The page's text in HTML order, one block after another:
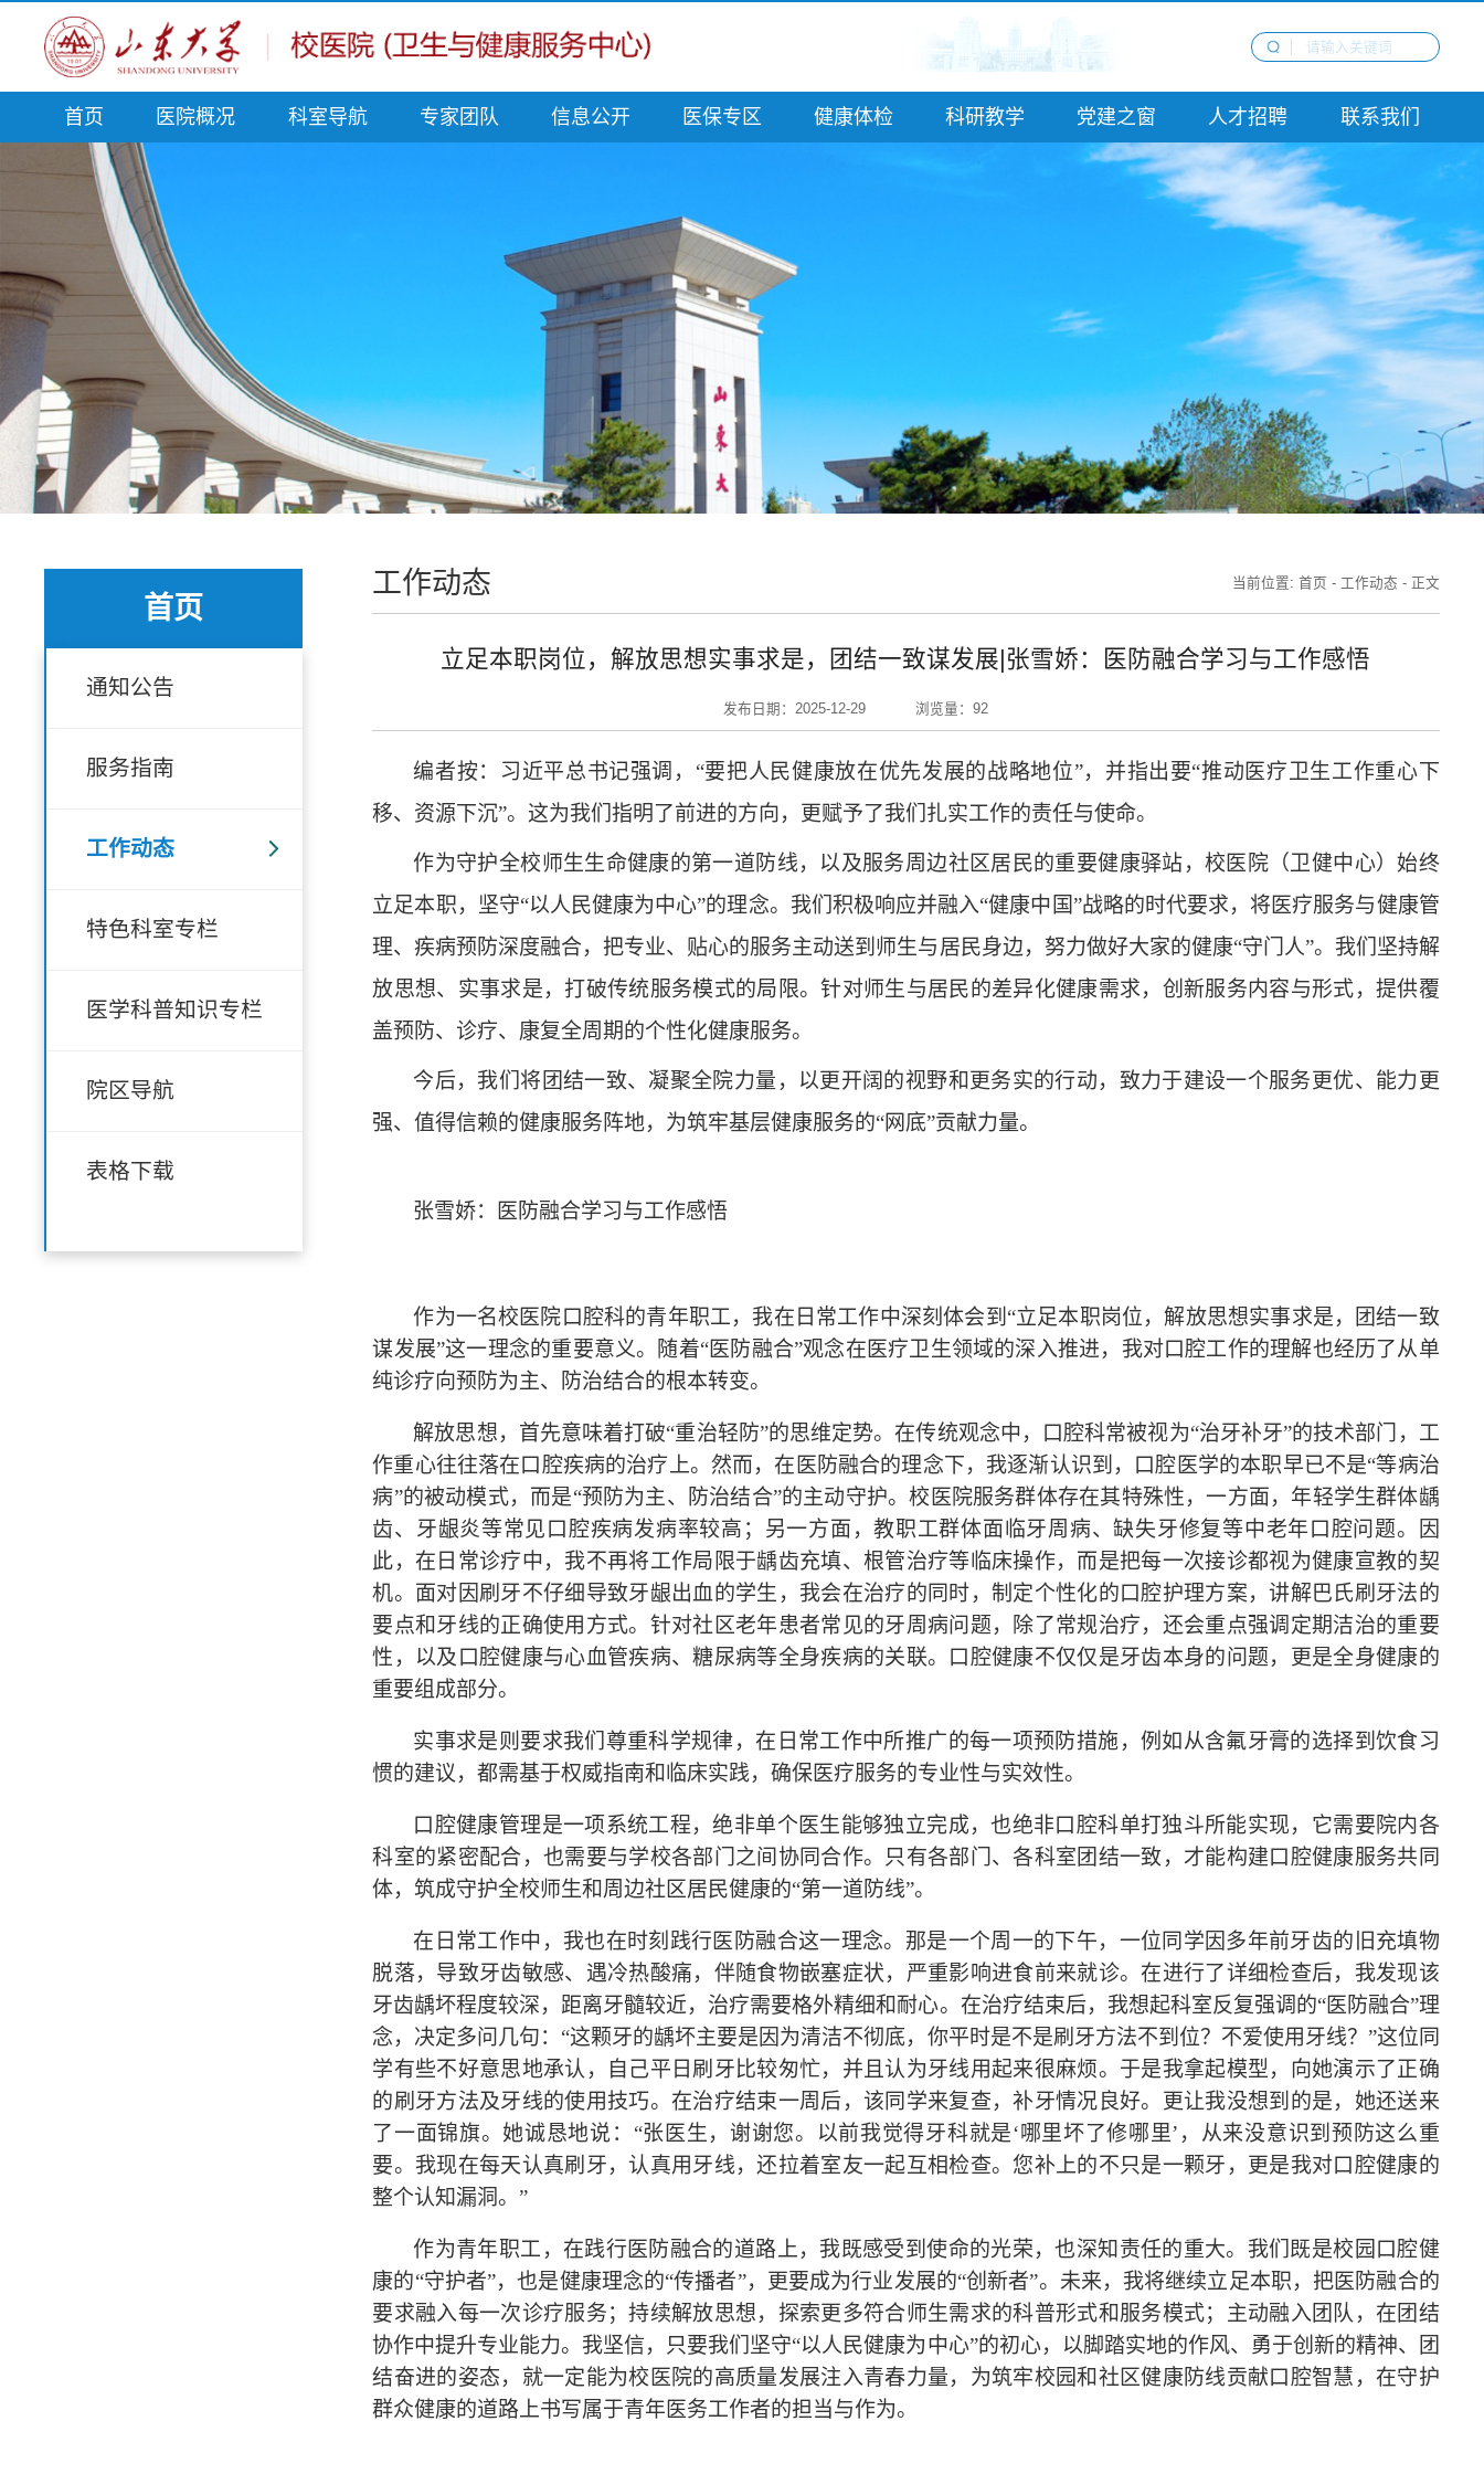
首页 医院概况 科室导航 专家团队 信息公开 医保专区 健康体检 科研教学 党建之窗 人才招聘 联系我们
首页
通知公告
服务指南
工作动态
特色科室专栏
医学科普知识专栏
院区导航
表格下载
工作动态 当前位置: 首页 - 工作动态 - 正文
立足本职岗位，解放思想实事求是，团结一致谋发展|张雪娇：医防融合学习与工作感悟
发布日期：2025-12-29 浏览量：92
编者按：习近平总书记强调， “要把人民健康放在优先发展的战略地位”，并指出要“推动医疗卫生工作重心下
移、资源下沉”。这为我们指明了前进的方向，更赋予了我们扎实工作的责任与使命。
作为守护全校师生生命健康的第一道防线，以及服务周边社区居民的重要健康驿站，校医院（卫健中心）始终
立足本职，坚守“以人民健康为中心”的理念。我们积极响应并融入“健康中国”战略的时代要求，将医疗服务与健康管
理、疾病预防深度融合，把专业、贴心的服务主动送到师生与居民身边，努力做好大家的健康“守门人”。我们坚持解
放思想、实事求是，打破传统服务模式的局限。针对师生与居民的差异化健康需求，创新服务内容与形式，提供覆
盖预防、诊疗、康复全周期的个性化健康服务。
今后，我们将团结一致、凝聚全院力量，以更开阔的视野和更务实的行动，致力于建设一个服务更优、能力更
强、值得信赖的健康服务阵地，为筑牢基层健康服务的“网底”贡献力量。
张雪娇：医防融合学习与工作感悟
作为一名校医院口腔科的青年职工，我在日常工作中深刻体会到 “立足本职岗位，解放思想实事求是，团结一致
谋发展”这一理念的重要意义。随着“医防融合”观念在医疗卫生领域的深入推进，我对口腔工作的理解也经历了从单
纯诊疗向预防为主、防治结合的根本转变。
解放思想，首先意味着打破“重治轻防”的思维定势。在传统观念中，口腔科常被视为“治牙补牙”的技术部门，工
作重心往往落在口腔疾病的治疗上。然而，在医防融合的理念下，我逐渐认识到，口腔医学的本职早已不是“等病治
病”的被动模式，而是“预防为主、防治结合”的主动守护。校医院服务群体存在其特殊性，一方面，年轻学生群体龋
齿、牙龈炎等常见口腔疾病发病率较高；另一方面，教职工群体面临牙周病、缺失牙修复等中老年口腔问题。因
此，在日常诊疗中，我不再将工作局限于龋齿充填、根管治疗等临床操作，而是把每一次接诊都视为健康宣教的契
机。面对因刷牙不仔细导致牙龈出血的学生，我会在治疗的同时，制定个性化的口腔护理方案，讲解巴氏刷牙法的
要点和牙线的正确使用方式。针对社区老年患者常见的牙周病问题，除了常规治疗，还会重点强调定期洁治的重要
性，以及口腔健康与心血管疾病、糖尿病等全身疾病的关联。口腔健康不仅仅是牙齿本身的问题，更是全身健康的
重要组成部分。
实事求是则要求我们尊重科学规律，在日常工作中所推广的每一项预防措施，例如从含氟牙膏的选择到饮食习
惯的建议，都需基于权威指南和临床实践，确保医疗服务的专业性与实效性。
口腔健康管理是一项系统工程，绝非单个医生能够独立完成，也绝非口腔科单打独斗所能实现，它需要院内各
科室的紧密配合，也需要与学校各部门之间协同合作。只有各部门、各科室团结一致，才能构建口腔健康服务共同
体，筑成守护全校师生和周边社区居民健康的“第一道防线”。
在日常工作中，我也在时刻践行医防融合这一理念。那是一个周一的下午，一位同学因多年前牙齿的旧充填物
脱落，导致牙齿敏感、遇冷热酸痛，伴随食物嵌塞症状，严重影响进食前来就诊。在进行了详细检查后，我发现该
牙齿龋坏程度较深，距离牙髓较近，治疗需要格外精细和耐心。在治疗结束后，我想起科室反复强调的“医防融合”理
念，决定多问几句：“这颗牙的龋坏主要是因为清洁不彻底，你平时是不是刷牙方法不到位？不爱使用牙线？”这位同
学有些不好意思地承认，自己平日刷牙比较匆忙，并且认为牙线用起来很麻烦。于是我拿起模型，向她演示了正确
的刷牙方法及牙线的使用技巧。在治疗结束一周后，该同学来复查，补牙情况良好。更让我没想到的是，她还送来
了一面锦旗。她诚恳地说：“张医生，谢谢您。以前我觉得牙科就是‘哪里坏了修哪里’，从来没意识到预防这么重
要。我现在每天认真刷牙，认真用牙线，还拉着室友一起互相检查。您补上的不只是一颗牙，更是我对口腔健康的
整个认知漏洞。”
作为青年职工，在践行医防融合的道路上，我既感受到使命的光荣，也深知责任的重大。我们既是校园口腔健
康的“守护者”，也是健康理念的“传播者”，更要成为行业发展的“创新者”。未来，我将继续立足本职，把医防融合的
要求融入每一次诊疗服务；持续解放思想，探索更多符合师生需求的科普形式和服务模式；主动融入团队，在团结
协作中提升专业能力。我坚信，只要我们坚守“以人民健康为中心”的初心，以脚踏实地的作风、勇于创新的精神、团
结奋进的姿态，就一定能为校医院的高质量发展注入青春力量，为筑牢校园和社区健康防线贡献口腔智慧，在守护
群众健康的道路上书写属于青年医务工作者的担当与作为。